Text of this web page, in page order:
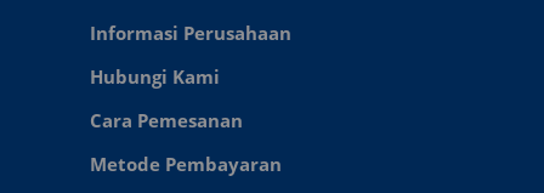
Informasi Perusahaan
Hubungi Kami
Cara Pemesanan
Metode Pembayaran